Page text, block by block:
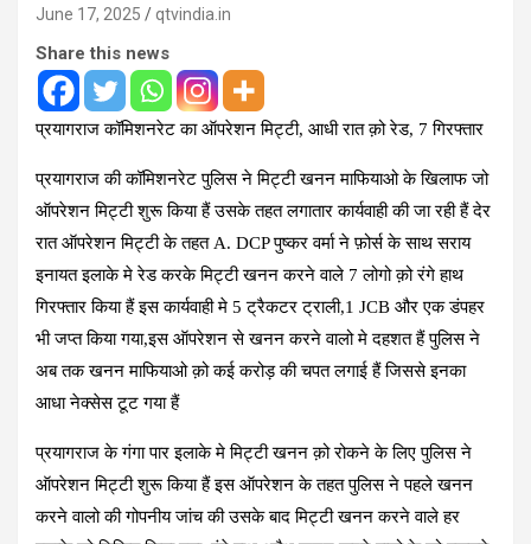
June 17, 2025 qtvindia.in
Share this news
प्रयागराज कॉमिशनरेट का ऑपरेशन मिट्टी, आधी रात क़ो रेड, 7 गिरफ्तार
प्रयागराज की कॉमिशनरेट पुलिस ने मिट्टी खनन माफियाओ के खिलाफ जो
ऑपरेशन मिट्टी शुरू किया हैं उसके तहत लगातार कार्यवाही की जा रही हैं देर
रात ऑपरेशन मिट्टी के तहत A. DCP पुष्कर वर्मा ने फ़ोर्स के साथ सराय
इनायत इलाके मे रेड करके मिट्टी खनन करने वाले 7 लोगो क़ो रंगे हाथ
गिरफ्तार किया हैं इस कार्यवाही मे 5 ट्रैकटर ट्राली,1 JCB और एक डंपहर
भी जप्त किया गया,इस ऑपरेशन से खनन करने वालो मे दहशत हैं पुलिस ने
अब तक खनन माफियाओ क़ो कई करोड़ की चपत लगाई हैं जिससे इनका
आधा नेक्सेस टूट गया हैं
प्रयागराज के गंगा पार इलाके मे मिट्टी खनन क़ो रोकने के लिए पुलिस ने
ऑपरेशन मिट्टी शुरू किया हैं इस ऑपरेशन के तहत पुलिस ने पहले खनन
करने वालो की गोपनीय जांच की उसके बाद मिट्टी खनन करने वाले हर